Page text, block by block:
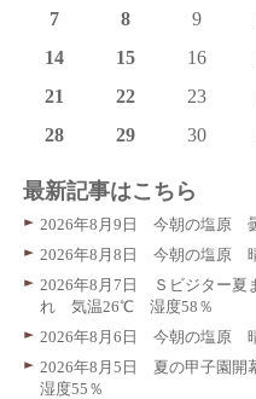
7
8 9
14
15 16
21
22 23
28
29 30
最新記事はこちら
2026年8月9日 今朝の塩原
2026年8月8日 今朝の塩原
2026年8月7日 Ｓビジター
れ 気温26℃ 湿度58％
2026年8月6日 今朝の塩原
2026年8月5日 夏の甲子園
湿度55％